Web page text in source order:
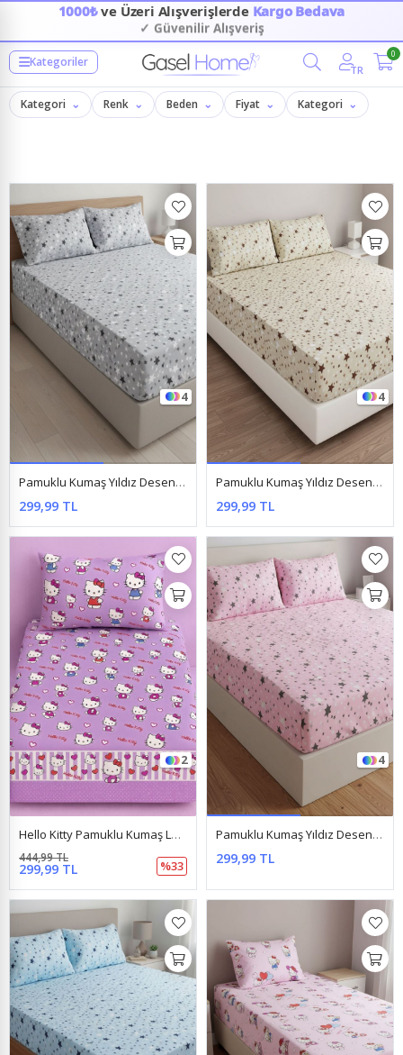
1000₺ve Üzeri Alışverişlerde Kargo Bedava
✓ Kapıda Nakit/Kart İle Ödeme
Kategoriler
TR
0
Filtrele
Kategori Renk Beden Fiyat Kategori
4
Pamuklu Kumaş Yıldız Desen Lastikli Çarşaf Takımı Gri
299,99 TL
4
Pamuklu Kumaş Yıldız Desen Lastikli Çarşaf Takımı Somon
299,99 TL
2
Hello Kitty Pamuklu Kumaş Lastikli Çarşaf Takımı Lila
299,99 TL
444,99 TL
%33
4
Pamuklu Kumaş Yıldız Desen Lastikli Çarşaf Takımı Pembe
299,99 TL